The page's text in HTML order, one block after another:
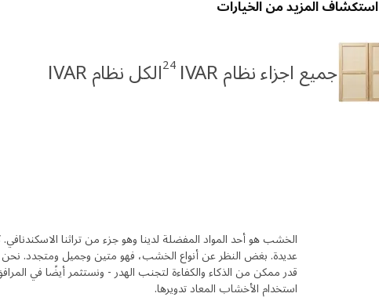
استكشاف المزيد من الخيارات
جميع اجزاء نظام IVAR 24الكل نظام IVAR
الخشب هو أحد المواد المفضلة لدينا وهو جزء من تراثنا
عديدة. بغض النظر عن أنواع الخشب، فهو متين وجميل ومتجدد. نحن
قدر ممكن من الذكاء والكفاءة لتجنب الهدر - ونستثمر أيضًا في
استخدام الأخشاب المعاد تدويرها.